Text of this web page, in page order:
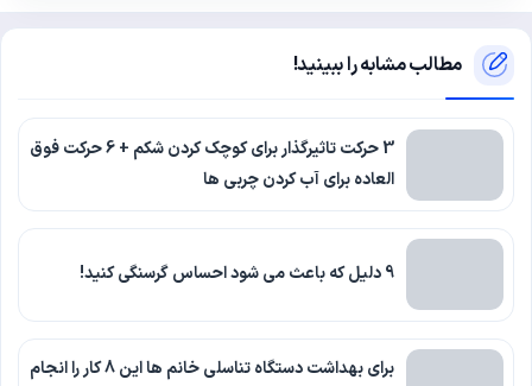
مطالب مشابه را ببینید!
3 حرکت تاثیرگذار برای کوچک کردن شکم + 6 حرکت فوق
العاده برای آب کردن چربی ها
9 دلیل که باعث می شود احساس گرسنگی کنید!
برای بهداشت دستگاه تناسلی خانم ها این 8 کار را انجام